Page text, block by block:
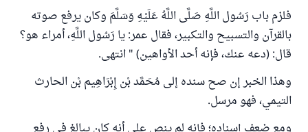
فلزم باب رَسُول اللَّهِ صَلَّى اللَّهُ عَلَيْهِ وَسَلَّمَ وكان يرفع صوته
بالقرآن والتسبيح والتكبير، فقال عمر: يا رَسُول اللَّهِ، أمراء هو؟
قال: (دعه عنك، فإنه أحد الأواهين) " انتهى.
وهذا الخبر إن صح سنده إلى مُحَمَّد بْن إِبْرَاهِيم بْن الحارث
التيمي، فهو مرسل.